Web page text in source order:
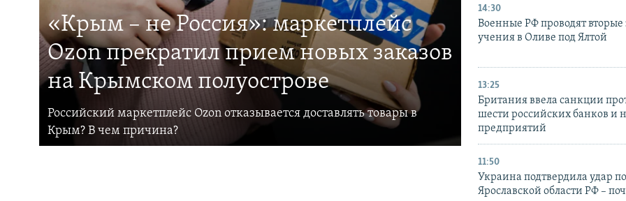
«Крым – не Россия»: маркетплейс
Ozon прекратил прием новых заказов
на Крымском полуострове
Российский маркетплейс Ozon отказывается доставлять товары в
Крым? В чем причина?
14:30
Военные РФ проводят вторые
учения в Оливе под Ялтой
13:25
Британия ввела санкции
шести российских банков и
предприятий
11:50
Украина подтвердила удар
Ярославской области РФ –